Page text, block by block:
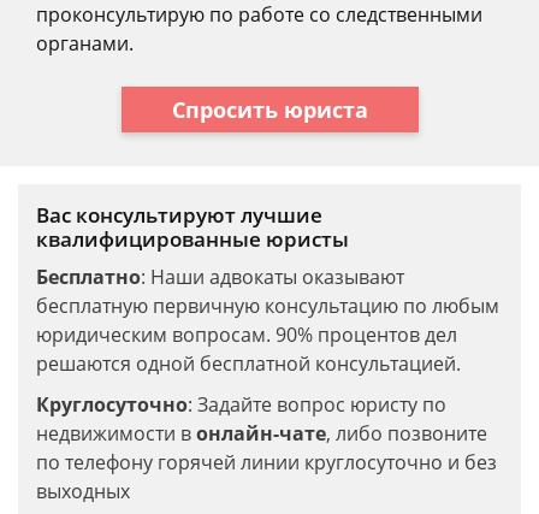
проконсультирую по работе со следственными
органами.
Спросить юриста
Вас консультируют лучшие
квалифицированные юристы
Бесплатно: Наши адвокаты оказывают
бесплатную первичную консультацию по любым
юридическим вопросам. 90% процентов дел
решаются одной бесплатной консультацией.
Круглосуточно: Задайте вопрос юристу по
недвижимости вонлайн-чате, либо позвоните
по телефону горячей линии круглосуточно и без
выходных